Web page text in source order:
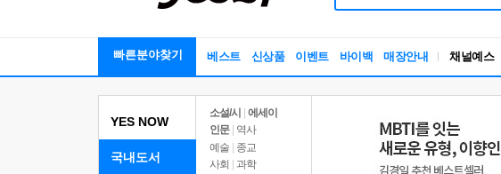
빠른분야찾기 베스트 신상품 이벤트 바이백 매장안내 채널예스
YES NOW
국내도서
소설/시
에세이
인문
역사
예술 | 종교
사회 | 과학